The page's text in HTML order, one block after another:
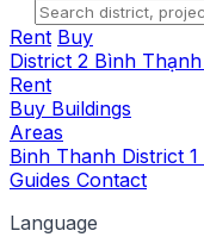
Rent Buy
District 2 Bình Thạnh
Rent
Buy Buildings
Areas
Binh Thanh District 1
Guides Contact
Language